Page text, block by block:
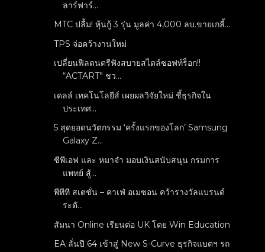
ลาร์ฟาร์...
MTC ปลื้ม! หุ้นกู้ 3 รุ่น มูลค่า 4,000 ลบ.ขายเกลี้...
TPS จ่อคว้างานใหม่
เปลี่ยนฟีลดนตรีฟังสบายสไตล์ซอฟท์ร็อก!!
“ACTART” ชว...
เดลล์ เทคโนโลยีส์ เผยผลวิจัยใหม่ ชี้ธุรกิจใน
ประเทศ...
5 สุดยอดนวัตกรรม ‘ครั้งแรกของโลก’ Samsung
Galaxy Z...
ซีพีเอฟ และ หมาจ๋า มอบเงินสนับสนุน กรมการ
แพทย์ สู้...
พีทีที สเตชั่น – คาเฟ่ อเมซอน คว้ารางวัลแบรนด์
ระดั...
สัมนา Online เรียนต่อ UK โดย Win Education
EA ลั่นปี 64 เข้าสู่ New S-Curve ธุรกิจแบตฯ รถ